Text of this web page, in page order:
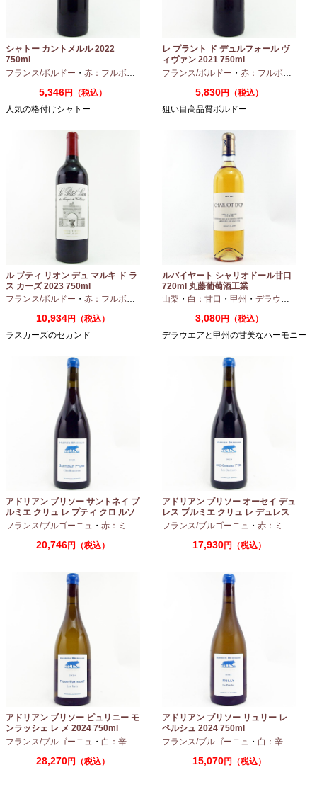
シャトー カントメルル 2022
750ml
フランス/ボルドー ・ 赤：フルボディ カベルネ・カベルネフラン ・プティヴェル
5,346円（税込）
人気の格付けシャトー
レ プラント ド デュルフォール ヴ
ィヴァン 2021 750ml
フランス/ボルドー ・ 赤：フルボディ
5,830円（税込）
狙い目高品質ボルドー
ル プティ リオン デュ マルキ ド ラ
ス カーズ 2023 750ml
フランス/ボルドー ・ 赤：フルボディ
10,934円（税込）
ラスカーズのセカンド
ルバイヤート シャリオドール甘口
720ml 丸藤葡萄酒工業
山梨 ・ 白：甘口 ・ 甲州 ・ デラウエア
3,080円（税込）
デラウエアと甲州の甘美なハーモニー
アドリアン ブリソー サントネイ プ
ルミエ クリュ レ プティ クロ ルソ
ー 2024 750ml
フランス/ブルゴーニュ ・ 赤：ミディアムボディ ・ピノノワール
20,746円（税込）
アドリアン ブリソー オーセイ デュ
レス プルミエ クリュ レ デュレス
2024 750ml
フランス/ブルゴーニュ ・ 赤：ミディアムボディ
17,930円（税込）
アドリアン ブリソー ピュリニー モ
ンラッシェ レ メ 2024 750ml
フランス/ブルゴーニュ ・ 白：辛口 シャルドネ
28,270円（税込）
アドリアン ブリソー リュリー レ
ペルシュ 2024 750ml
フランス/ブルゴーニュ ・ 白：辛口
15,070円（税込）